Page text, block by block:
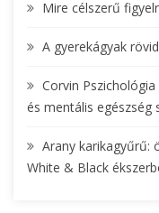
:
Mire célszerű
A gyerekágyak
Corvin
és mentális egészség
Arany karikagyűrű:
White & Black